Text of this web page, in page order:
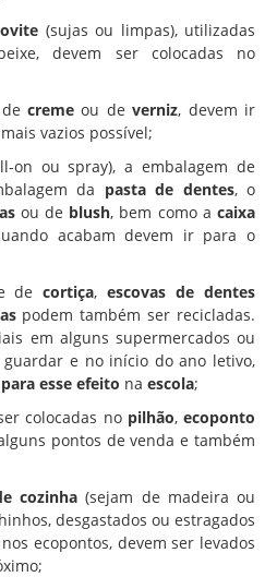
(sujas ou limpas), utilizadas
devem ser colocadas no
decreme ou deverniz, devem ir
vazios possível;
on ou spray), a embalagem de
da pasta de dentes, o
ou de blush, bem como acaixa
acabam devem ir para o
decortiça,escovas de dentes
podem também ser recicladas.
em alguns supermercados ou
e no início do ano letivo,
esse efeito na escola;
colocadas no pilhão, ecoponto
pontos de venda e também
cozinha (sejam de madeira ou
desgastados ou estragados
ecopontos, devem ser levados